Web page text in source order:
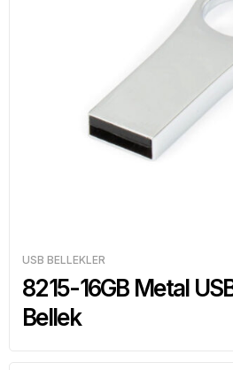
USB BELLEKLER
8215-16GB Metal
Bellek